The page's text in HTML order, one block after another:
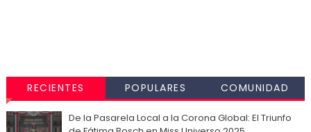
RECIENTES POPULARES COMUNIDAD
De la Pasarela Local a la Corona Global: El Triunfo